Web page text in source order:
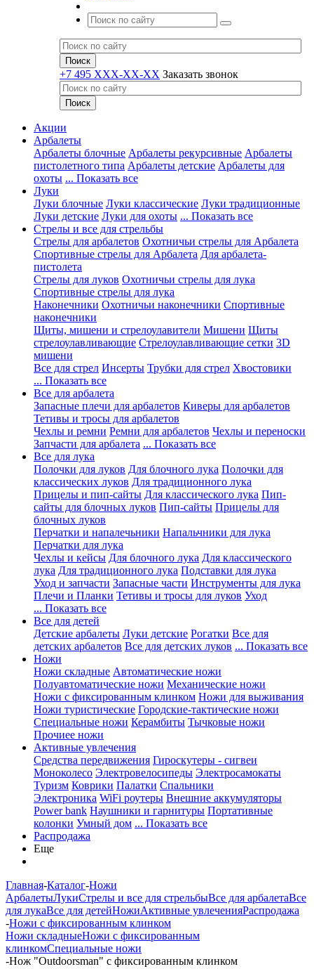
+7 495 XXX-XX-XX Заказать звонок
Акции
Арбалеты
Арбалеты блочные Арбалеты рекурсивные Арбалеты
пистолетного типа Арбалеты детские Арбалеты для
охоты ... Показать все
Луки
Луки блочные Луки классические Луки традиционные
Луки детские Луки для охоты ... Показать все
Стрелы и все для стрельбы
Стрелы для арбалетов Охотничьи стрелы для Арбалета
Спортивные стрелы для Арбалета Для арбалета-
пистолета
Стрелы для луков Охотничьи стрелы для лука
Спортивные стрелы для лука
Наконечники Охотничьи наконечники Спортивные
наконечники
Щиты, мишени и стрелоулавители Мишени Щиты
стрелоулавливающие Стрелоулавливающие сетки 3D
мишени
Все для стрел Инсерты Трубки для стрел Хвостовики
... Показать все
Все для арбалета
Запасные плечи для арбалетов Киверы для арбалетов
Тетивы и тросы для арбалетов
Чехлы и ремни Ремни для арбалетов Чехлы и переноски
Запчасти для арбалета ... Показать все
Все для лука
Полочки для луков Для блочного лука Полочки для
классических луков Для традиционного лука
Прицелы и пип-сайты Для классического лука Пип-
сайты для блочных луков Пип-сайты Прицелы для
блочных луков
Перчатки и напалечьники Напальчники для лука
Перчатки для лука
Чехлы и кейсы Для блочного лука Для классического
лука Для традиционного лука Подставки для лука
Уход и запчасти Запасные части Инструменты для лука
Плечи и Планки Тетивы и тросы для луков Уход
... Показать все
Все для детей
Детские арбалеты Луки детские Рогатки Все для
детских арбалетов Все для детских луков ... Показать все
Ножи
Ножи складные Автоматические ножи
Полуавтоматические ножи Механические ножи
Ножи с фиксированным клинком Ножи для выживания
Ножи туристические Городские-тактические ножи
Специальные ножи Керамбиты Тычковые ножи
Прочиее ножи
Активные увлечения
Средства передвижения Гироскутеры - сигвеи
Моноколесо Электровелосипеды Электросамокаты
Туризм Коврики Палатки Спальники
Электроника WiFi роутеры Внешние аккумуляторы
Power bank Наушники и гарнитуры Портативные
колонки Умный дом ... Показать все
Распродажа
Еще
Главная-Каталог-Ножи
АрбалетыЛукиСтрелы и все для стрельбыВсе для арбалетаВсе
для лукаВсе для детейНожиАктивные увлеченияРаспродажа
-Ножи с фиксированным клинком
Ножи складныеНожи с фиксированным
клинкомСпециальные ножи
-Нож "Outdoorsman" с фиксированным клинком